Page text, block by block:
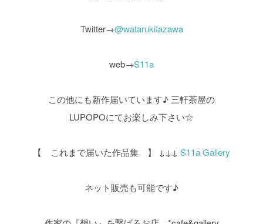
Twitter→@watarukitazawa
web→S11a
この他にも新作届いています♪ 三軒茶屋の
LUPOPOにてお楽しみ下さい☆
【 これまで届いた作品集 】 ↓↓↓ S11a Gallery
ネット販売も可能です♪